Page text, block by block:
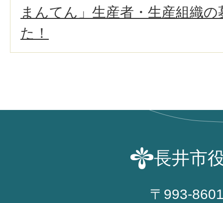
まんてん」生産者・生産組織
た！
長井市
〒993-